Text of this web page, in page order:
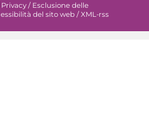
Privacy / Esclusione delle
del sito web /XML-rss